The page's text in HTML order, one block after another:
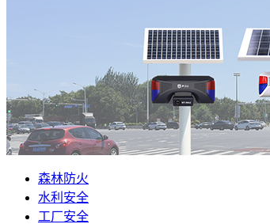
森林防火
水利安全
工厂安全